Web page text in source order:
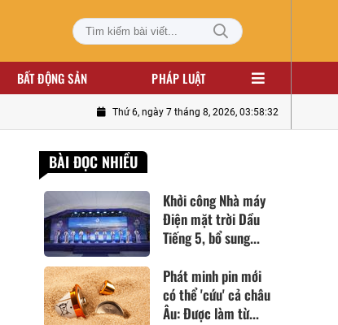
BẤT ĐỘNG SẢN PHÁP LUẬT
Thứ 6, ngày 7 tháng 8, 2026, 03:58:33
BÀI ĐỌC NHIỀU
Khởi công Nhà máy
Điện mặt trời Dầu
Tiếng 5, bổ sung...
Phát minh pin mới
có thể 'cứu' cả châu
Âu: Được làm từ...